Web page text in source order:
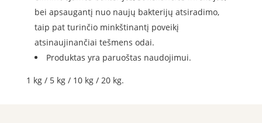
bei apsaugantį nuo naujų bakterijų atsiradimo,
taip pat turinčio minkštinantį poveikį
atsinaujinančiai tešmens odai.
Produktas yra paruoštas naudojimui.
1 kg / 5 kg / 10 kg / 20 kg.